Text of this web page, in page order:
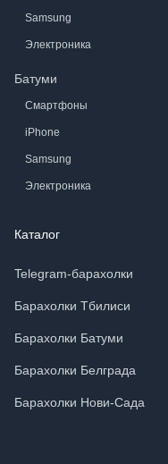
Samsung
Электроника
Батуми
Смартфоны
iPhone
Samsung
Электроника
Каталог
Telegram-барахолки
Барахолки Тбилиси
Барахолки Батуми
Барахолки Белграда
Барахолки Нови-Сада